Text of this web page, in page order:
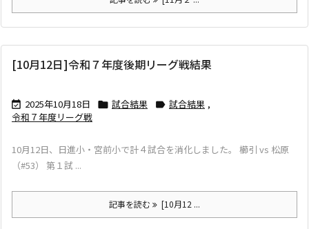
[10月12日]令和７年度後期リーグ戦結果
 2025年10月18日  試合結果  試合結果 ,
令和７年度リーグ戦
10月12日、日進小・宮前小で計４試合を消化しました。 櫛引 vs 松原
（#53） 第１試 ...
記事を読む [10月12 ...